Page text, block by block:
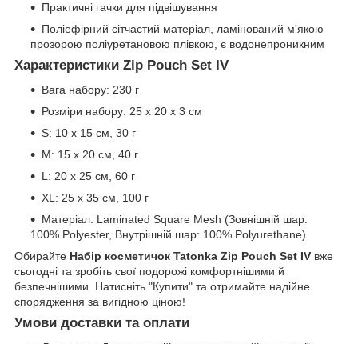
Практичні гачки для підвішування
Поліефірний сітчастий матеріал, ламінований м'якою
прозорою поліуретановою плівкою, є водонепроникним
Характеристики Zip Pouch Set IV
Вага набору: 230 г
Розміри набору: 25 x 20 x 3 см
S: 10 x 15 см, 30 г
M: 15 x 20 см, 40 г
L: 20 x 25 см, 60 г
XL: 25 x 35 см, 100 г
Матеріал: Laminated Square Mesh (Зовнішній шар:
100% Polyester, Внутрішній шар: 100% Polyurethane)
Обирайте Набір косметичок Tatonka Zip Pouch Set IV вже
сьогодні та зробіть свої подорожі комфортнішими й
безпечнішими. Натисніть "Купити" та отримайте надійне
спорядження за вигідною ціною!
Умови доставки та оплати